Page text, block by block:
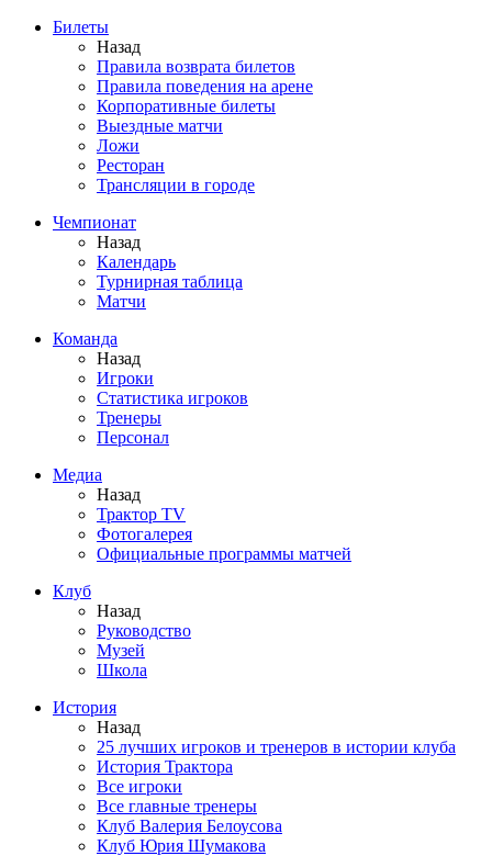
Билеты
Назад
Правила возврата билетов
Правила поведения на арене
Корпоративные билеты
Выездные матчи
Ложи
Ресторан
Трансляции в городе
Чемпионат
Назад
Календарь
Турнирная таблица
Матчи
Команда
Назад
Игроки
Статистика игроков
Тренеры
Персонал
Медиа
Назад
Трактор TV
Фотогалерея
Официальные программы матчей
Клуб
Назад
Руководство
Музей
Школа
История
Назад
25 лучших игроков и тренеров в истории клуба
История Трактора
Все игроки
Все главные тренеры
Клуб Валерия Белоусова
Клуб Юрия Шумакова